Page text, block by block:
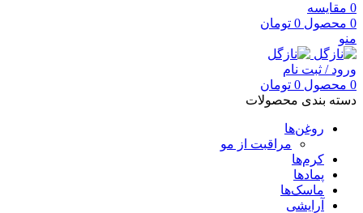
0 مقایسه
0 محصول 0 تومان
منو
ورود / ثبت نام
0 محصول 0 تومان
دسته بندی محصولات
روغن‌ها
مراقبت از مو
کرم‌ها
پمادها
ماسک‌ها
آرایشی